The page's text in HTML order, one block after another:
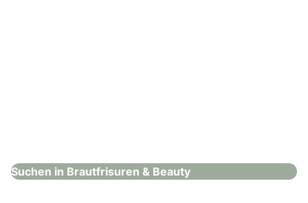
Suchen in Brautfrisuren & Beauty